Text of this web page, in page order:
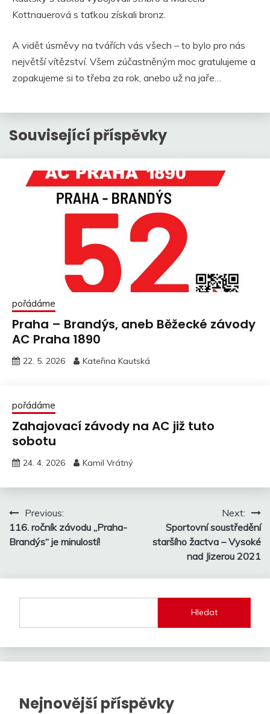
Kottnauerová s taťkou získali bronz.
A vidět úsměvy na tvářích vás všech – to bylo pro nás
největší vítězství. Všem zúčastněným moc gratulujeme a
zopakujeme si to třeba za rok, anebo už na jaře…
Související příspěvky
pořádáme
Praha – Brandýs, aneb Běžecké závody
AC Praha 1890
22. 5. 2026 Kateřina Kautská
pořádáme
Zahajovací závody na AC již tuto
sobotu
24. 4. 2026 Kamil Vrátný
Navigace
pro
Previous:
116. ročník závodu „Praha-
Brandýs“ je minulostí!
Next:
Sportovní soustředění
staršího žactva – Vysoké
nad Jizerou 2021
Hledat
Nejnovější příspěvky